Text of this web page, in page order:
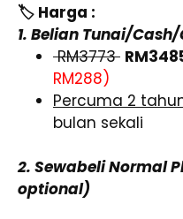
🏷️ Harga :
1. Belian Tunai/
RM3773
RM288)
Percuma 2
bulan sekali
2. Sewabeli Normal
optional)